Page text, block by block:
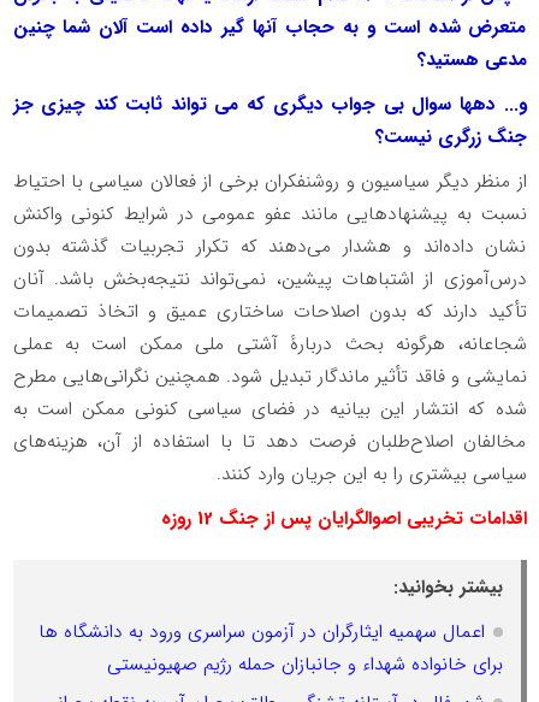
متعرض شده است و به حجاب آنها گیر داده است آلان شما چنین
مدعی هستید؟
و... دهها سوال بی جواب دیگری که می تواند ثابت کند چیزی جز
جنگ زرگری نیست؟
از منظر دیگر سیاسیون و روشنفکران برخی از فعالان سیاسی با احتیاط
نسبت به پیشنهادهایی مانند عفو عمومی در شرایط کنونی واکنش
نشان داده‌اند و هشدار می‌دهند که تکرار تجربیات گذشته بدون
درس‌آموزی از اشتباهات پیشین، نمی‌تواند نتیجه‌بخش باشد. آنان
تأکید دارند که بدون اصلاحات ساختاری عمیق و اتخاذ تصمیمات
شجاعانه، هرگونه بحث دربارۀ آشتی ملی ممکن است به عملی
نمایشی و فاقد تأثیر ماندگار تبدیل شود. همچنین نگرانی‌هایی مطرح
شده که انتشار این بیانیه در فضای سیاسی کنونی ممکن است به
مخالفان اصلاح‌طلبان فرصت دهد تا با استفاده از آن، هزینه‌های
سیاسی بیشتری را به این جریان وارد کنند.
اقدامات تخریبی اصوالگرایان پس از جنگ 12 روزه
بیشتر بخوانید:
اعمال سهمیه ایثارگران در آزمون سراسری ورود به دانشگاه ها
برای خانواده شهداء و جانبازان حمله رژیم صهیونیستی